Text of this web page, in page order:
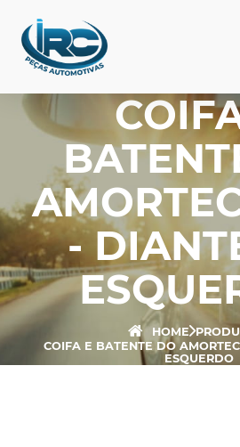
-
HOME
COIFA E BATENTE DO
ESQUERDO